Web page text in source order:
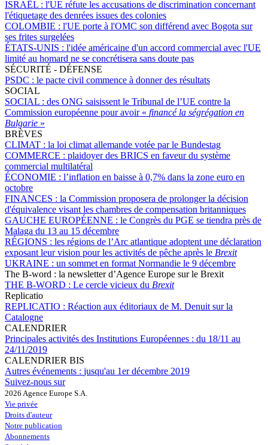
ISRAËL : l'UE réfute les accusations de discrimination concernant
l'étiquetage des denrées issues des colonies
COLOMBIE : l'UE porte à l'OMC son différend avec Bogota sur
ses frites surgelées
ÉTATS-UNIS : l'idée américaine d'un accord commercial avec l'UE
limité au homard ne se concrétisera sans doute pas
SÉCURITÉ - DÉFENSE
PSDC : le pacte civil commence à donner des résultats
SOCIAL
SOCIAL : des ONG saisissent le Tribunal de l’UE contre la
Commission européenne pour avoir « financé la ségrégation en
Bulgarie »
BRÈVES
CLIMAT : la loi climat allemande votée par le Bundestag
COMMERCE : plaidoyer des BRICS en faveur du système
commercial multilatéral
ÉCONOMIE : l’inflation en baisse à 0,7% dans la zone euro en
octobre
FINANCES : la Commission proposera de prolonger la décision
d'équivalence visant les chambres de compensation britanniques
GAUCHE EUROPÉENNE : le Congrès du PGE se tiendra près de
Malaga du 13 au 15 décembre
RÉGIONS : les régions de l’Arc atlantique adoptent une déclaration
exposant leur vision pour les activités de pêche après le Brexit
UKRAINE : un sommet en format Normandie le 9 décembre
The B-word : la newsletter d’Agence Europe sur le Brexit
THE B-WORD : Le cercle vicieux du Brexit
Replicatio
REPLICATIO : Réaction aux éditoriaux de M. Denuit sur la
Catalogne
CALENDRIER
Principales activités des Institutions Européennes : du 18/11 au
24/11/2019
CALENDRIER BIS
Autres événements : jusqu'au 1er décembre 2019
Suivez-nous sur
2026 Agence Europe S.A.
Vie privée
Droits d'auteur
Notre publication
Abonnements